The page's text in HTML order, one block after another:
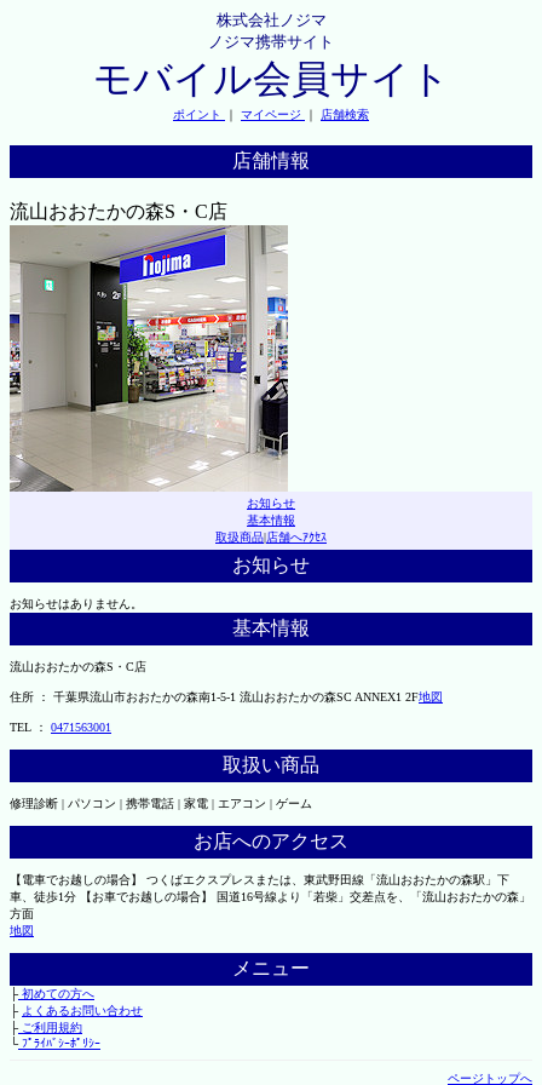
株式会社ノジマ
ノジマ携帯サイト
モバイル会員サイト
ポイント ｜ マイページ ｜ 店舗検索
店舗情報
流山おおたかの森S・C店
お知らせ
基本情報
取扱商品|店舗へｱｸｾｽ
お知らせ
お知らせはありません。
基本情報
流山おおたかの森S・C店
住所 ： 千葉県流山市おおたかの森南1-5-1 流山おおたかの森SC ANNEX1 2F地図
TEL ： 0471563001
取扱い商品
修理診断 | パソコン | 携帯電話 | 家電 | エアコン | ゲーム
お店へのアクセス
【電車でお越しの場合】 つくばエクスプレスまたは、東武野田線「流山おおたかの森駅」下
車、徒歩1分 【お車でお越しの場合】 国道16号線より「若柴」交差点を、「流山おおたかの森」
方面
地図
メニュー
├初めての方へ
├ よくあるお問い合わせ
├ご利用規約
└ﾌﾟﾗｲﾊﾞｼｰﾎﾟﾘｼｰ
ページトップへ